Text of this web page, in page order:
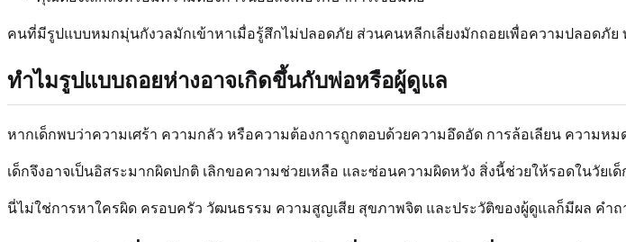
คนที่มีรูปแบบหมกมุ่นกังวลมักเข้าหาเมื่อรู้สึกไม่ปลอดภัย ส่วนคนหลีกเลี่ยงมักถอยเพื่อความปลอดภัย
ทำไมรูปแบบถอยห่างอาจเกิดขึ้นกับพ่อหรือผู้ดูแล
หากเด็กพบว่าความเศร้า ความกลัว หรือความต้องการถูกตอบด้วยความอึดอัด การล้อเลียน ความ
เด็กจึงอาจเป็นอิสระมากผิดปกติ เลิกขอความช่วยเหลือ และซ่อนความผิดหวัง สิ่งนี้ช่วยให้รอดในวั
นี่ไม่ใช่การหาใครผิด ครอบครัว วัฒนธรรม ความสูญเสีย สุขภาพจิต และประวัติของผู้ดูแลก็มีผล คำ